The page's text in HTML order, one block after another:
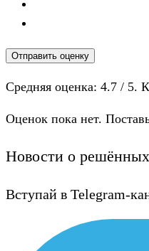
Отправить оценку
Средняя оценка: 4.7 / 5.
Оценок пока нет.
Новости о
Вступай в Telegram-